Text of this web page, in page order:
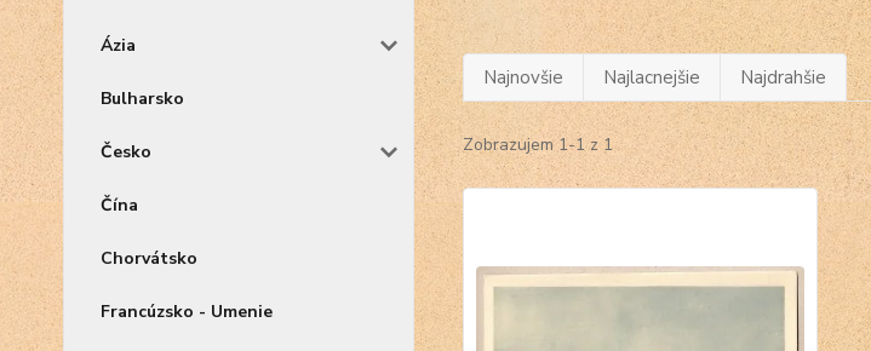
Ázia
Bulharsko
Česko
Čína
Chorvátsko
Francúzsko - Umenie
Najnovšie Najlacnejšie Najdrahšie
Zobrazujem 1-1 z 1